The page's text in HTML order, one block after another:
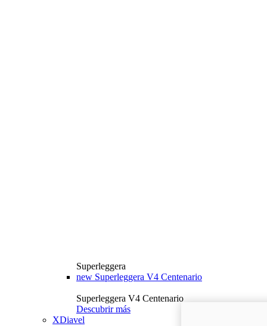
Superleggera
new Superleggera V4 Centenario
Superleggera V4 Centenario
Descubrir más
XDiavel